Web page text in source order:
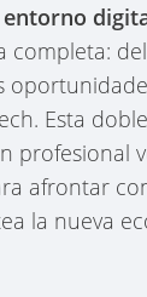
completa:
Esta
profesional
afrontar
la nueva